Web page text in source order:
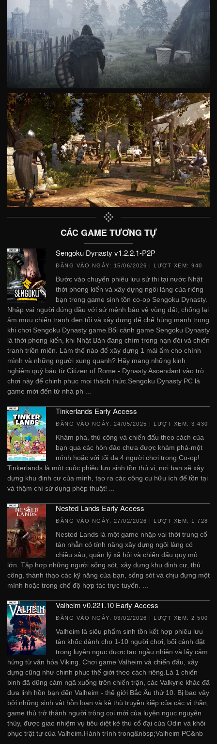
CÁC GAME TƯƠNG TỰ
Sengoku Dynasty v1.2.2.1-P2P
ĐĂNG VÀO NGÀY: 15/06/2026 | LƯỢT XEM: 940
Bước vào chuyến phiêu lưu sử thi tại nước Nhật
thời phong kiến và xây dựng ngôi làng của riêng
bạn trong game sinh tồn co-op Sengoku Dynasty.
Nhập vai người đứng đầu với sứ mệnh bảo vệ vùng đất, chống lại
âm mưu chiến tranh đen tối và xây dựng đế chế hùng mạnh trong
khi chơi Sengoku Dynasty game.Bối cảnh game Sengoku Dynasty
là thời phong kiến, khi Nhật Bản đang chìm trong nạn đói và chiến
tranh triền miên. Làm thế nào để xây dựng 1 mái ấm cho chính
mình và những người xung quanh? Hãy mang những kinh
nghiệm quý báu từ Citizen of Rome - Dynasty Ascendant vào trò
chơi này để chinh phục mọi thách thức.Sengoku Dynasty PC là
game mới đến từ nhà ph ...
Tinkerlands Early Access
ĐĂNG VÀO NGÀY: 24/05/2025 | LƯỢT XEM: 3,430
Khám phá, thủ công và chiến đấu theo cách của
bạn qua các hòn đảo chưa được khám phá-một
mình hoặc với tối đa 4 người chơi trong Co-op!
Tinkerlands là một cuộc phiêu lưu sinh tồn thú vị, nơi bạn sẽ xây
dựng khu định cư của mình, tạo ra các công cụ hữu ích để tồn tại
và thậm chí sử dụng phép thuật! ...
Nested Lands Early Access
ĐĂNG VÀO NGÀY: 27/02/2026 | LƯỢT XEM: 1,728
Nested Lands là một game nhập vai thời trung cổ
tàn nhẫn có tính năng xây dựng ngôi làng có
chiều sâu, quản lý xã hội và chiến đấu quy mô
lớn. Tập hợp những người sống sót, xây dựng khu định cư, thủ
công, thành thạo các kỹ năng của bạn, sống sót và chịu đựng một
mình hoặc trong chế độ hợp tác trực tuyến. ...
Valheim v0.221.10 Early Access
ĐĂNG VÀO NGÀY: 03/02/2026 | LƯỢT XEM: 2,500
Valheim là siêu phẩm sinh tồn kết hợp phiêu lưu
tàn khốc dành cho 1-10 người chơi, bối cảnh đặt
trong luyện ngục được tạo ngẫu nhiên và lấy cảm
hứng từ văn hóa Viking. Chơi game Valheim và chiến đấu, xây
dựng cũng như chinh phục thế giới theo cách riêng.Là 1 chiến
binh đã dũng cảm ngã xuống trên chiến trận, các Valkyrie khác đã
đưa linh hồn bạn đến Valheim - thế giới Bắc Âu thứ 10. Bị bao vây
bởi những sinh vật hỗn loạn và kẻ thù truyền kiếp của các vị thần,
game thủ trở thành người trông coi mới của luyện ngục nguyên
thủy, được giao nhiệm vụ tiêu diệt kẻ thù cổ đại của Odin và khôi
phục trật tự của Valheim.Hành trình trong&nbsp;Valheim PC&nb